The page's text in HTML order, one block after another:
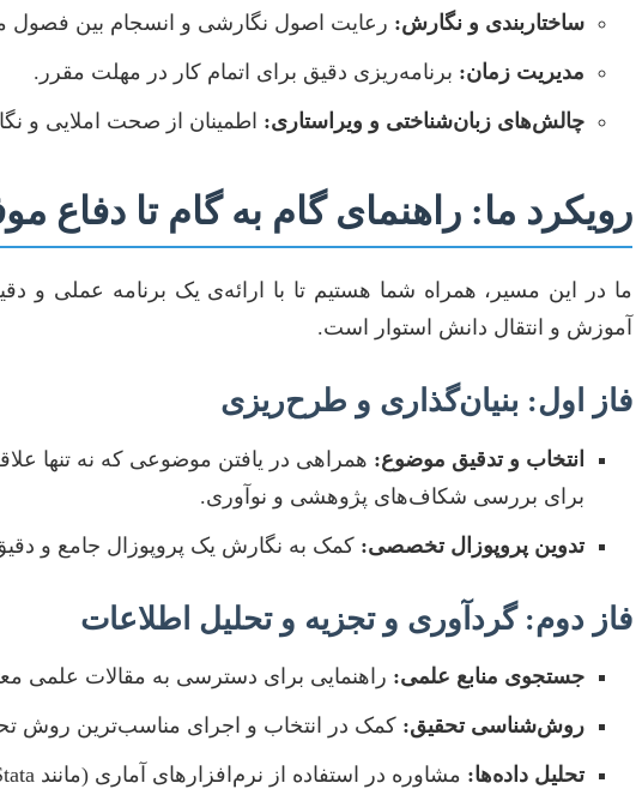
ساختاربندی و نگارش: رعایت اصول نگارشی و انسجام بین فصول
مدیریت زمان: برنامه‌ریزی دقیق برای اتمام کار در مهلت مقرر.
چالش‌های زبان‌شناختی و ویراستاری: اطمینان از صحت املایی و
رویکرد ما: راهنمای گام به گام تا دفاع
ما در این مسیر، همراه شما هستیم تا با ارائه‌ی یک برنامه عملی و
آموزش و انتقال دانش استوار است.
فاز اول: بنیان‌گذاری و طرح‌ریزی
انتخاب و تدقیق موضوع: همراهی در یافتن موضوعی که نه تنها
برای بررسی شکاف‌های پژوهشی و نوآوری.
تدوین پروپوزال تخصصی: کمک به نگارش یک پروپوزال جامع و
فاز دوم: گردآوری و تجزیه و تحلیل اطلاعات
جستجوی منابع علمی: راهنمایی برای دسترسی به مقالات علمی
روش‌شناسی تحقیق: کمک در انتخاب و اجرای مناسب‌ترین روش
تحلیل داده‌ها: